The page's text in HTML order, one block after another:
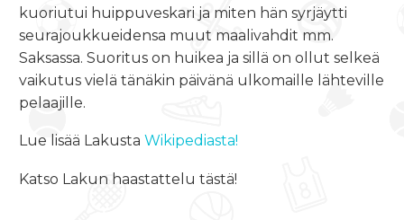
kuoriutui huippuveskari ja miten hän syrjäytti
seurajoukkueidensa muut maalivahdit mm.
Saksassa. Suoritus on huikea ja sillä on ollut selkeä
vaikutus vielä tänäkin päivänä ulkomaille lähteville
pelaajille.
Lue lisää Lakusta Wikipediasta!
Katso Lakun haastattelu tästä!